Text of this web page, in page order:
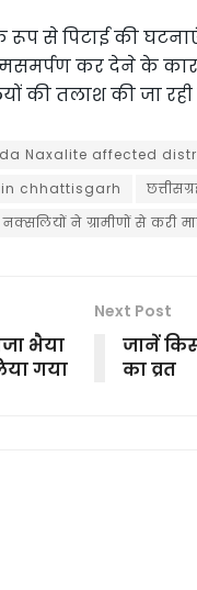
रूप से पिटाई की
कर देने के
की तलाश की जा रही
Naxalite affected
chhattisgarh
नक्सलियों ने ग्रामीणों से करी
भैया
गया
Next Post
जानें
का व्रत